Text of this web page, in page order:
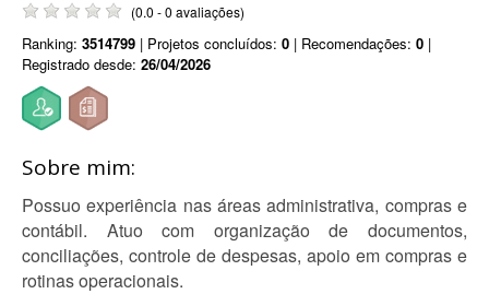
(0.0 - 0 avaliações)
Ranking: 3514799 | Projetos concluídos: 0 | Recomendações: 0 |
Registrado desde: 26/04/2026
Sobre mim:
Possuo experiência nas áreas administrativa, compras e
contábil. Atuo com organização de documentos,
conciliações, controle de despesas, apoio em compras e
rotinas operacionais.